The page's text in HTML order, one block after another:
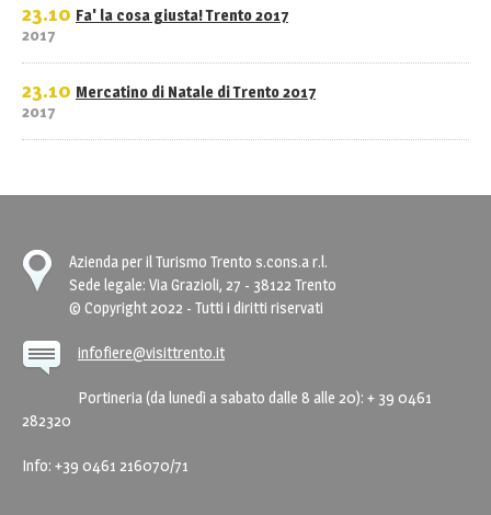
23.10
2017
Fa' la cosa giusta! Trento 2017
23.10
2017
Mercatino di Natale di Trento 2017
Azienda per il Turismo Trento s.cons.a r.l.
Sede legale: Via Grazioli, 27 - 38122 Trento
© Copyright 2022 - Tutti i diritti riservati
infofiere@visittrento.it
Portineria (da lunedì a sabato dalle 8 alle 20): + 39 0461
282320
Info: +39 0461 216070/71